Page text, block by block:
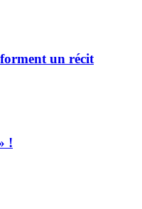
un récit
!